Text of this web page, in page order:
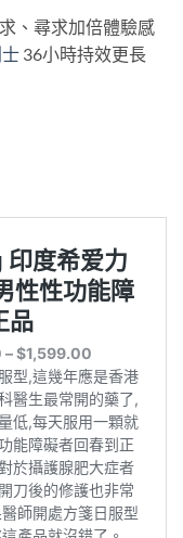
、尋求加倍體驗感
36小時持效更長